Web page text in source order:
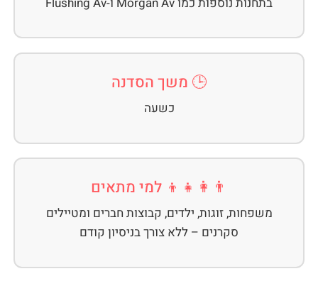
🕒 משך הסדנה
כשעה
👨‍👩‍👧‍👦 למי מתאים
משפחות, זוגות, ילדים, קבוצות חברים ומטיילים
סקרנים – ללא צורך בניסיון קודם